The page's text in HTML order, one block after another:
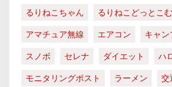
るりねこちゃん
るりねこどっとこむ
アマチュア無線
エアコン キャン
スノボ
セレナ ダイエット
ハ
モニタリングポスト
ラーメン 交